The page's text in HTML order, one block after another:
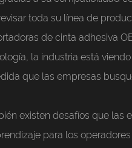
toda su línea de
de cinta adhesiva
la industria está
que las empresas
existen desafíos que las
para los